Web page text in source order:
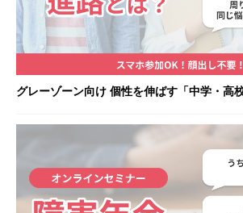
グレーゾーン向け 個性を伸ばす「中学・高